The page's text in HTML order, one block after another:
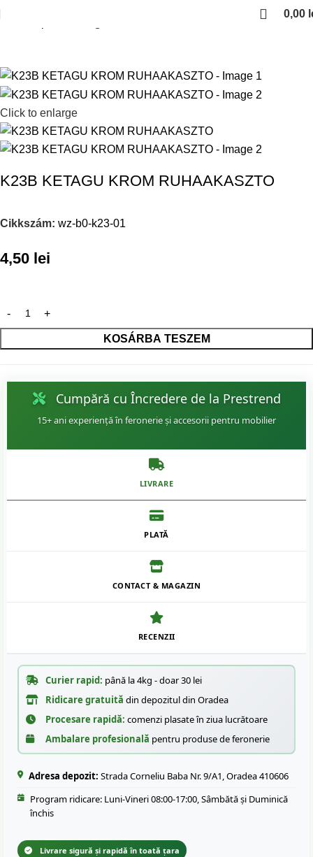
0,00
Click to enlarge
K23B KETAGU KROM RUHAAKASZTO
Cikkszám: wz-b0-k23-01
4,50 lei
KOSÁRBA TESZEM
Cumpără cu Încredere de la Prestrend
15+ ani experiență în feronerie și accesorii pentru mobilier
LIVRARE
PLATĂ
CONTACT & MAGAZIN
RECENZII
Curier rapid: până la 4kg - doar 30 lei
Ridicare gratuită din depozitul din Oradea
Procesare rapidă: comenzi plasate în ziua lucrătoare
Ambalare profesională pentru produse de feronerie
Adresa depozit: Strada Corneliu Baba Nr. 9/A1, Oradea 410606
Program ridicare: Luni-Vineri 08:00-17:00, Sâmbătă și Duminică
închis
Livrare sigură și rapidă în toată țara